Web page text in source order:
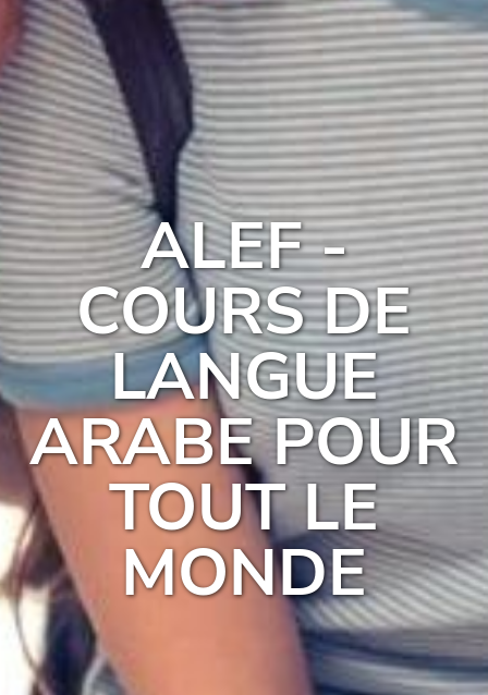
ALEF -
COURS DE
LANGUE
ARABE POUR
TOUT LE
MONDE